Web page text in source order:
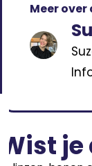
Meer
Wist